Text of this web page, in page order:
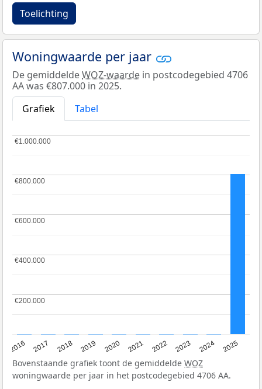
Toelichting
Woningwaarde per jaar
De gemiddeldeWOZ-waarde in postcodegebied 4706
AA was €807.000 in 2025.
Grafiek
Tabel
2016 2017 2018 2019 2020 2021 2022 2023 2024 2025
€200.000
€200.000
€400.000
€400.000
€600.000
€600.000
€800.000
€800.000
€1.000.000
€1.000.000
Bovenstaande grafiek toont de gemiddelde WOZ
woningwaarde per jaar in het postcodegebied 4706 AA.